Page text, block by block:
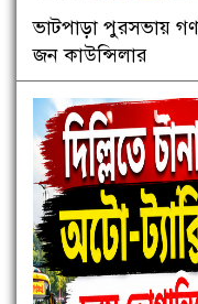
ভাটপাড়া পুরসভায়
জন কাউন্সিলার